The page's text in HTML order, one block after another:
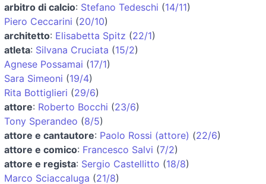
arbitro di calcio: Stefano Tedeschi (14/11)
Piero Ceccarini (20/10)
architetto: Elisabetta Spitz (22/1)
atleta: Silvana Cruciata (15/2)
Agnese Possamai (17/1)
Sara Simeoni (19/4)
Rita Bottiglieri (29/6)
attore: Roberto Bocchi (23/6)
Tony Sperandeo (8/5)
attore e cantautore: Paolo Rossi (attore) (22/6)
attore e comico: Francesco Salvi (7/2)
attore e regista: Sergio Castellitto (18/8)
Marco Sciaccaluga (21/8)